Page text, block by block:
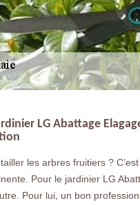
LG Abattage
les arbres fruitiers ?
Pour le jardinier LG
Pour lui, un bon